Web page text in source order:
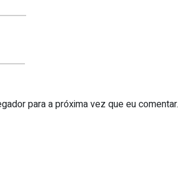
para a próxima vez que eu comentar.